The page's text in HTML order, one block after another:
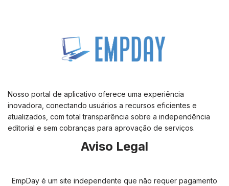
Nosso portal de aplicativo oferece uma experiência
inovadora, conectando usuários a recursos eficientes e
atualizados, com total transparência sobre a independência
editorial e sem cobranças para aprovação de serviços.
Aviso Legal
EmpDay é um site independente que não requer pagamento